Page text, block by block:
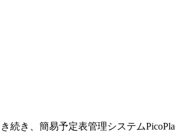
続き、簡易予定表管理システム